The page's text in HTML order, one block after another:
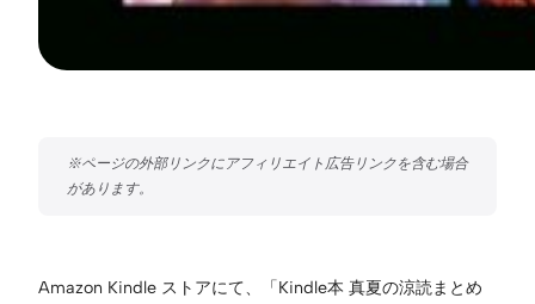
Amazon Kindle ストアにて、「Kindle本 真夏の涼読まとめ